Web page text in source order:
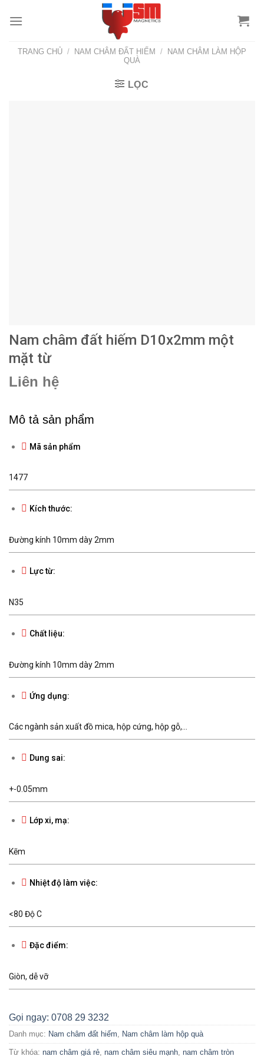
TRANG CHỦ / NAM CHÂM ĐẤT HIẾM /
NAM CHÂM LÀM HỘP
QUÀ
LỌC
Nam châm đất hiếm D10x2mm một
mặt từ
Liên hệ
Mô tả sản phẩm
Mã sản phẩm
1477
Kích thước:
Đường kính 10mm dày 2mm
Lực từ:
N35
Chất liệu:
Đường kính 10mm dày 2mm
Ứng dụng:
Các ngành sản xuất đồ mica, hộp cứng, hộp gỗ,...
Dung sai:
+-0.05mm
Lớp xi, mạ:
Kẽm
Nhiệt độ làm việc:
<80 Độ C
Đặc điểm:
Giòn, dễ vỡ
Gọi ngay: 0708 29 3232
Danh mục: Nam châm đất hiếm Nam châm làm hộp quà
Từ khóa: nam châm giá rẻ nam châm siêu mạnh nam châm tròn